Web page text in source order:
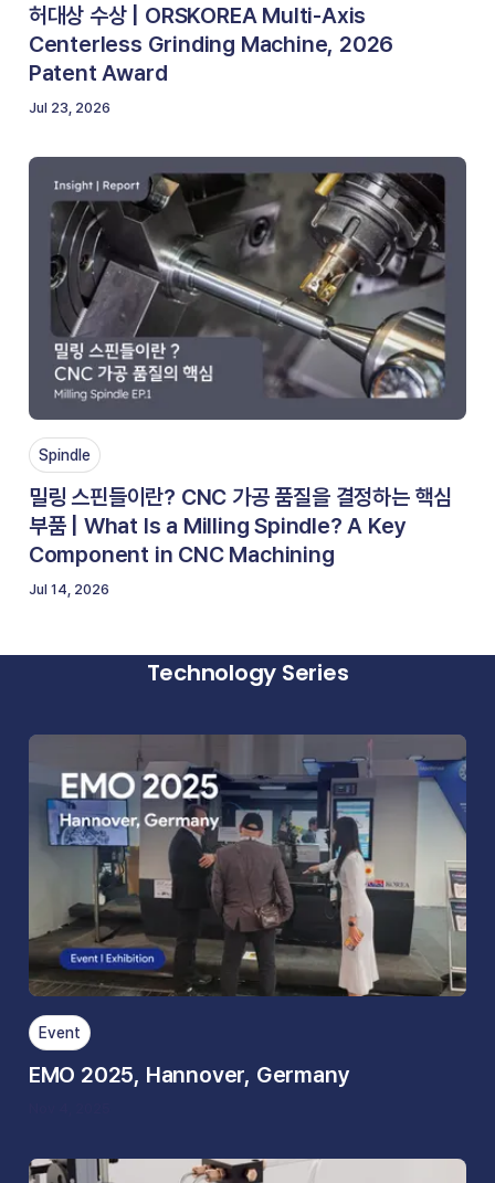
허대상 수상 | ORSKOREA Multi-Axis
Centerless Grinding Machine, 2026
Patent Award
Jul 23, 2026
Spindle
밀링 스핀들이란? CNC 가공 품질을 결정하는 핵심
부품 | What Is a Milling Spindle? A Key
Component in CNC Machining
Jul 14, 2026
Technology Series
Event
EMO 2025, Hannover, Germany